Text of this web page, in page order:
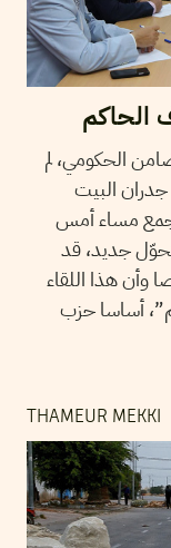
الحاكم
الحكومي، لم
البيت
جمع مساء أمس
جديد، قد
وأن هذا اللقاء
أساسا حزب
THAMEUR MEKKI